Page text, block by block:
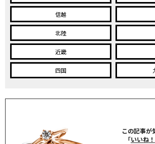
信越
北陸
近畿
四国
この記事が
「いいね！